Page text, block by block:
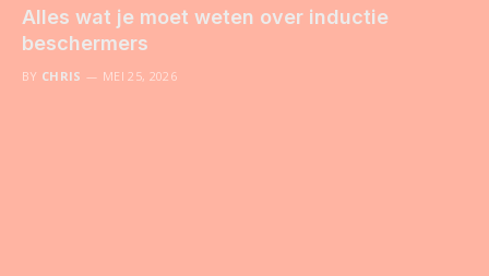
Alles wat je moet weten over inductie
beschermers
BY CHRIS MEI 25, 2026